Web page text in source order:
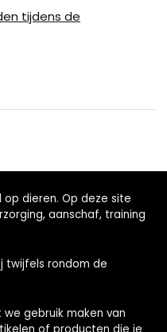
tijdens de
op dieren. Op deze site
aanschaf, training
twijfels rondom de
gebruik maken van